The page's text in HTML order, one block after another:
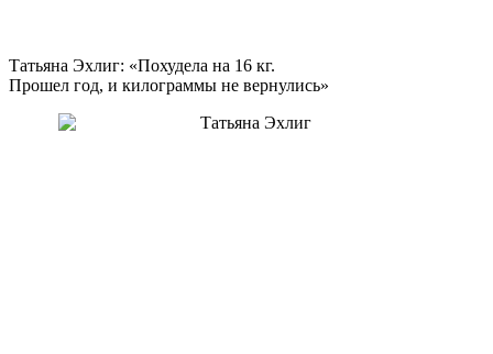
Татьяна Эхлиг: «Похудела на 16 кг.
Прошел год, и килограммы не вернулись»